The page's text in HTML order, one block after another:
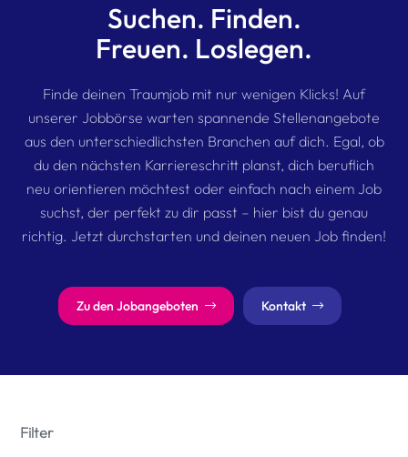
Suchen. Finden.
Freuen. Loslegen.
Finde deinen Traumjob mit nur wenigen Klicks! Auf
unserer Jobbörse warten spannende Stellenangebote
aus den unterschiedlichsten Branchen auf dich. Egal, ob
du den nächsten Karriereschritt planst, dich beruflich
neu orientieren möchtest oder einfach nach einem Job
suchst, der perfekt zu dir passt – hier bist du genau
richtig. Jetzt durchstarten und deinen neuen Job finden!
Zu den Jobangeboten Kontakt
Filter